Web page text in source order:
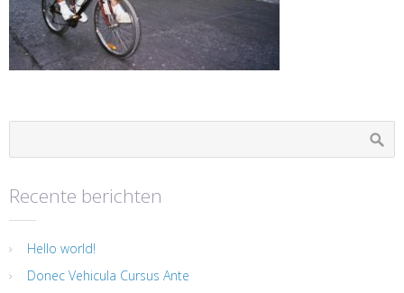
Recente berichten
Hello world!
Donec Vehicula Cursus Ante